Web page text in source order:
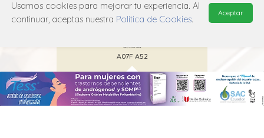
Deoflora
Acromax
A07F A52
Usamos cookies para mejorar tu experiencia. Al
continuar, aceptas nuestra Política de Cookies.
Aceptar